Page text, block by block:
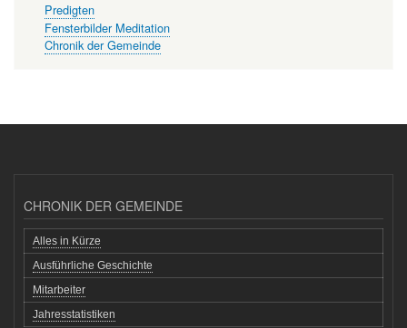
Predigten
Fensterbilder Meditation
Chronik der Gemeinde
CHRONIK DER GEMEINDE
Alles in Kürze
Ausführliche Geschichte
Mitarbeiter
Jahresstatistiken